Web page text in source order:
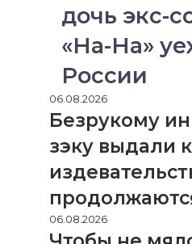
дочь экс-
«На-На»
России
06.08.2026
Безрукому
зэку выдали
06.08.2026